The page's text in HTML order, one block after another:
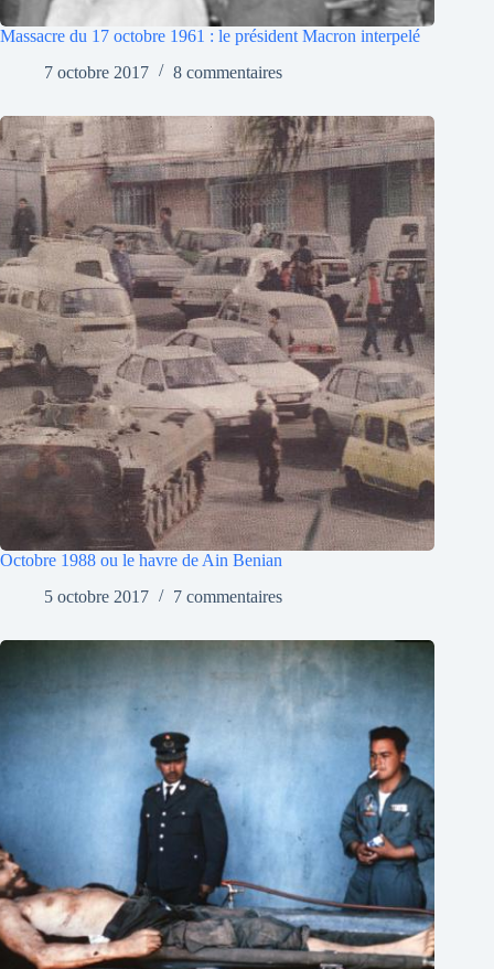
Massacre du 17 octobre 1961 : le président Macron interpelé
7 octobre 2017
8 commentaires
Octobre 1988 ou le havre de Ain Benian
5 octobre 2017
7 commentaires